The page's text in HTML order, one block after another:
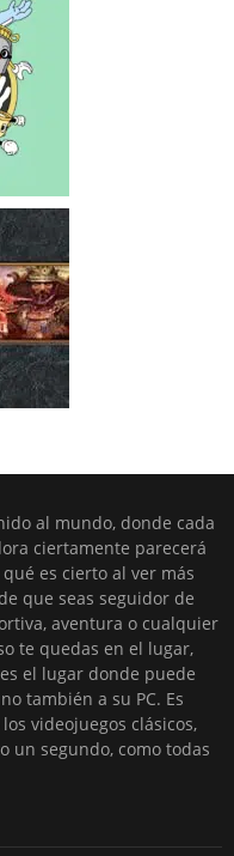
al mundo, donde cada
ciertamente parecerá
es cierto al ver más
que seas seguidor de
aventura o cualquier
te quedas en el lugar,
el lugar donde puede
también a su PC. Es
videojuegos clásicos,
un segundo, como todas